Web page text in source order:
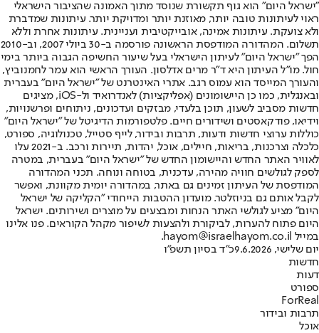
"ישראל היום" הוא גוף תקשורת שנוסד מתוך האמונה שהציבור הישראלי
ראוי לעיתונות טובה יותר, מאוזנת יותר ומדויקת יותר. עיתונות שמדברת
ולא צועקת. עיתונות אמינה, אובייקטיבית ועניינית. עיתונות אחרת וללא
תשלום. המהדורה המודפסת הראשונה פורסמה ב-30 ביולי 2007, וב-2010
הפך "ישראל היום" לעיתון הישראלי בעל שיעור החשיפה הגבוה ביותר בימי
חול. מו"ל העיתון היא ד"ר מרים אדלסון. העורך הראשי הוא עמר לחמנוביץ,
והעורך המייסד הוא עמוס רגב. אתרי האינטרנט של "ישראל היום" בעברית
ובאנגלית, כמו כן היישומונים (אפליקציות) לאנדרואיד ול-iOS, מציגים
חדשות מסביב לשעון, תוכן בלעדי, מבזקים ועדכונים, ניתוחים ופרשנויות,
וידיאו, פודקאסטים ושידורים חיים. פלטפורמות הדיגיטל של "ישראל היום"
כוללות ערוצי חדשות ודעות, תרבות ובידור, לייף סטייל, טכנולוגיה, ספורט,
כלכלה וצרכנות, בריאות, חיילים, אוכל, יהדות, תיירות ורכב. ב-2021 עלו
לאוויר האתר החדש והיישומון החדש של "ישראל היום" בעברית, במטרה
לספק לגולשים חוויה מהירה, עדכנית, בטוחה ונוחה. תכני המהדורה
המודפסת של העיתון זמינים גם באתר, במהדורה יומית מקוונת, ואפשר
לקבל אותם גם בניוזלטר. מועדון ההטבות הייחודי "הקליקה של ישראל
היום" מציע לגולשי האתר הנחות ומבצעים על מוצרים ושירותים. ישראל
היום פתוח להערות, לביקורת ולהצעות לשיפור מקהל הקוראים. פנו אלינו
במייל hayom@israelhayom.co.il.
יום שלישי, 9.6.2026
כ"ד בסיון תשפ"ו
חדשות
דעות
ספורט
ForReal
תרבות ובידור
אוכל